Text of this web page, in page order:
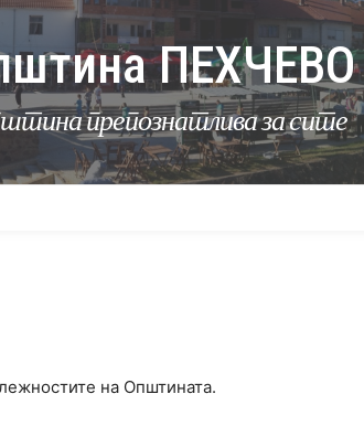
ПЕХЧЕВО
препознатлива за сите
на Општината.